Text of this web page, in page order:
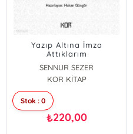
Yazıp Altına İmza
Attıklarım
SENNUR SEZER
KOR KİTAP
Stok : 0
₺220,00